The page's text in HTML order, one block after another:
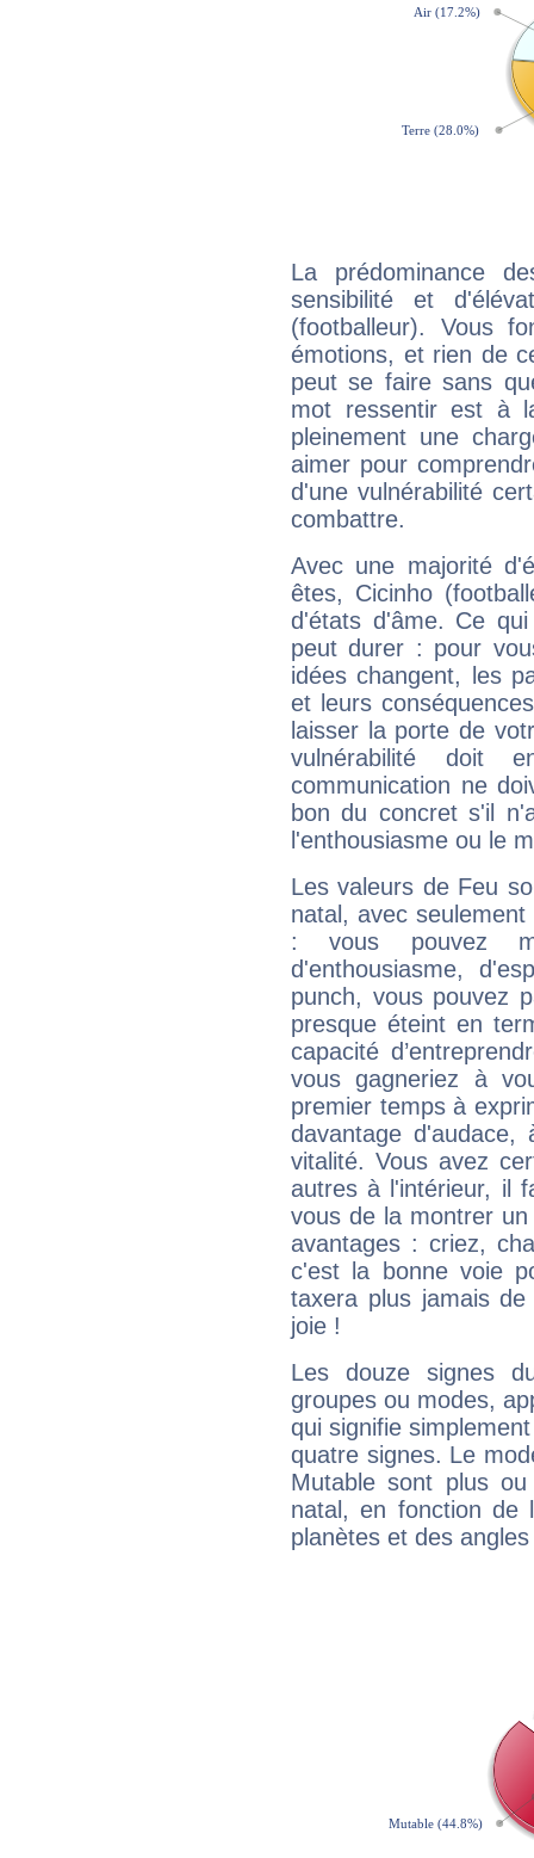
La prédominance
sensibilité et
(footballeur). Vous
émotions, et rien de
peut se faire sans
mot ressentir est à
pleinement une
aimer pour
d'une vulnérabilité
combattre.
Avec une majorité
êtes, Cicinho
d'états d'âme. Ce
peut durer : pour
idées changent, les
et leurs
laisser la porte de
vulnérabilité doit
communication ne
bon du concret s'il
l'enthousiasme ou le
Les valeurs de Feu
natal, avec
: vous pouvez
d'enthousiasme,
punch, vous pouvez
presque éteint en
capacité
vous gagneriez à
premier temps à
davantage
vitalité. Vous avez
autres à l'intérieur, il
vous de la montrer
avantages : criez,
c'est la bonne voie
taxera plus jamais
joie !
Les douze signes
groupes ou modes,
qui signifie
quatre signes. Le
Mutable sont plus
natal, en fonction de
planètes et des